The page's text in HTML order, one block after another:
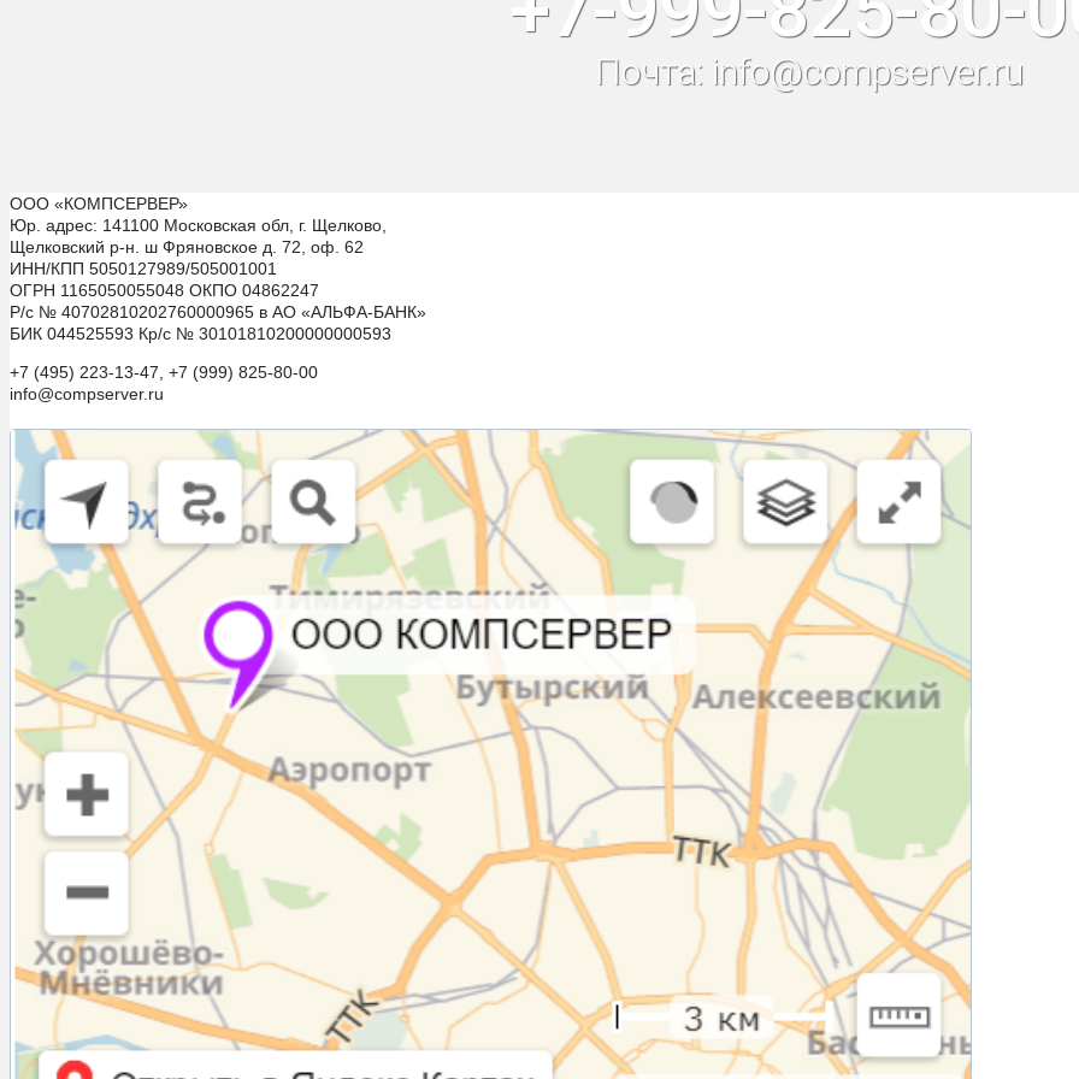
Почта: info@compserver.ru
ООО «КОМПСЕРВЕР»
Юр. адрес: 141100 Московская обл, г. Щелково,
Щелковский р-н. ш Фряновское д. 72, оф. 62
ИНН/КПП 5050127989/505001001
ОГРН 1165050055048 ОКПО 04862247
Р/с № 40702810202760000965 в АО «АЛЬФА-БАНК»
БИК 044525593 Кр/с № 30101810200000000593
+7 (495) 223-13-47, +7 (999) 825-80-00
info@compserver.ru